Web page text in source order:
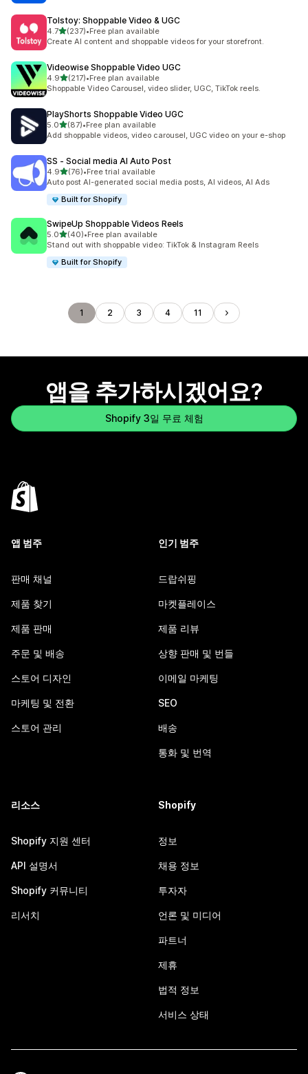
Tolstoy: Shoppable Video & UGC
4.7별 5개 중
(237)
총 리뷰 237개
•Free plan available
Create AI content and shoppable videos for your storefront.
Videowise Shoppable Video UGC
4.9별 5개 중
(217)
총 리뷰 217개
•Free plan available
Shoppable Video Carousel, video slider, UGC, TikTok reels.
PlayShorts Shoppable Video UGC
5.0별 5개 중
(87)
총 리뷰 87개
•Free plan available
Add shoppable videos, video carousel, UGC video on your e-shop
SS ‑ Social media AI Auto Post
4.9별 5개 중
(76)
총 리뷰 76개
•Free trial available
Auto post AI-generated social media posts, AI videos, AI Ads
Built for Shopify
SwipeUp Shoppable Videos Reels
5.0별 5개 중
(40)
총 리뷰 40개
•Free plan available
Stand out with shoppable video: TikTok & Instagram Reels
Built for Shopify
1 2 3 4 11
앱을 추가하시겠어요?
Shopify 3일 무료 체험
앱 범주
판매 채널
제품 찾기
제품 판매
주문 및 배송
스토어 디자인
마케팅 및 전환
스토어 관리
인기 범주
드랍쉬핑
마켓플레이스
제품 리뷰
상향 판매 및 번들
이메일 마케팅
SEO
배송
통화 및 번역
리소스
Shopify 지원 센터
API 설명서
Shopify 커뮤니티
리서치
Shopify
정보
채용 정보
투자자
언론 및 미디어
파트너
제휴
법적 정보
서비스 상태